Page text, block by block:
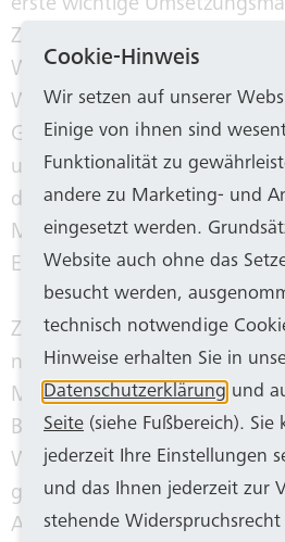
erste wichtige
Züge an. „Die Planungen für
Wärmepumpe, die den Rhein
Wärmequelle nutzt, schreiten
Großwärmepumpe soll am
und der erforderliche
des Heizkraftwerk-Süd
Marco Westphal,
Energie und Wasser.
Ziel ist es, diese Anlage 2026/
nehmen. Außerdem wird
Machbarkeitsstudie für eine
Bonner Norden erstellt. Auch
Wärmequellen für die Bonner
geprüft, wie Abwärme aus
Abwasser,
Cookie-Hinweis
Wir setzen auf unserer
Einige von ihnen sind
Funktionalität zu
andere zu Marketing- und
eingesetzt werden.
Website auch ohne das
besucht werden,
technisch notwendige
Hinweise erhalten Sie in
Datenschutzerklärung und
Seite (siehe Fußbereich).
jederzeit Ihre Einstellungen
und das Ihnen jederzeit zur
stehende Widerspruchsrecht